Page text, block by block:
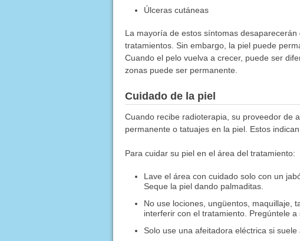
Úlceras cutáneas
La mayoría de estos síntomas
tratamientos. Sin embargo, la piel puede
Cuando el pelo vuelva a crecer, puede ser
zonas puede ser permanente.
Cuidado de la piel
Cuando recibe radioterapia, su proveedor de
permanente o tatuajes en la piel. Estos
Para cuidar su piel en el área del tratamiento:
Lave el área con cuidado solo con un
Seque la piel dando palmaditas.
No use lociones, ungüentos, maquillaje,
interferir con el tratamiento. Pregúntele
Solo use una afeitadora eléctrica si